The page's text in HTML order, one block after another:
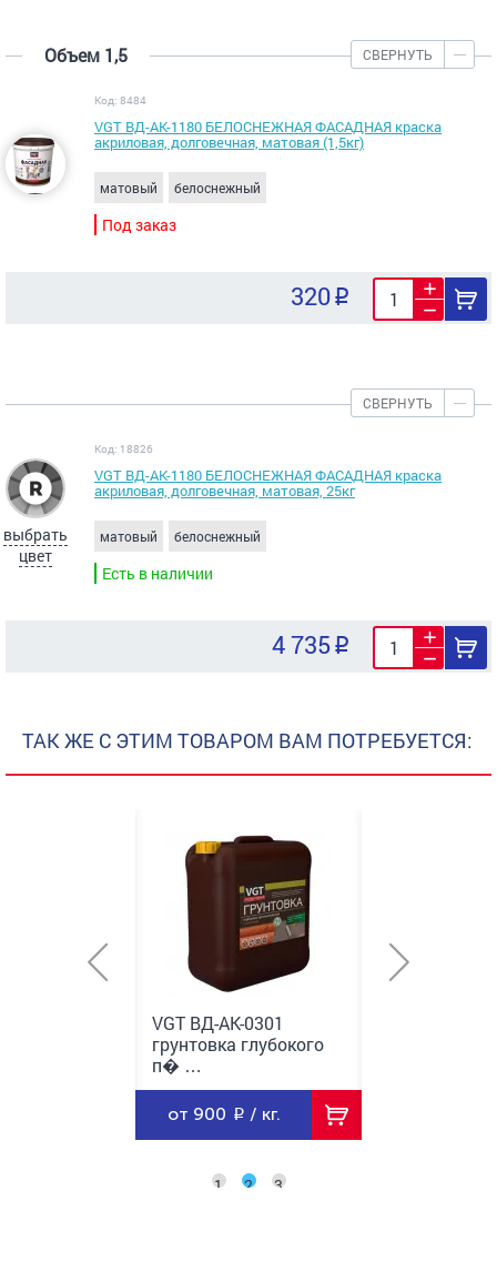
Объем 1,5 СВЕРНУТЬ
Код: 8484
VGT ВД-АК-1180 БЕЛОСНЕЖНАЯ ФАСАДНАЯ краска
акриловая, долговечная, матовая (1,5кг)
матовый белоснежный
Под заказ
320
СВЕРНУТЬ
выбрать
цвет
Код: 18826
VGT ВД-АК-1180 БЕЛОСНЕЖНАЯ ФАСАДНАЯ краска
акриловая, долговечная, матовая, 25кг
матовый белоснежный
Есть в наличии
4 735
ТАК ЖЕ С ЭТИМ ТОВАРОМ ВАМ ПОТРЕБУЕТСЯ:
VGT ВД-АК-0301
грунтовка глубокого
п� …
от 900 / кг.
1 2 3